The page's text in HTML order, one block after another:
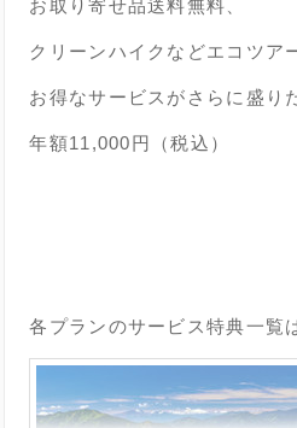
お取り寄せ品送料無料、
クリーンハイクなどエコツア
お得なサービスがさらに盛り
年額11,000円（税込）
各プランのサービス特典一